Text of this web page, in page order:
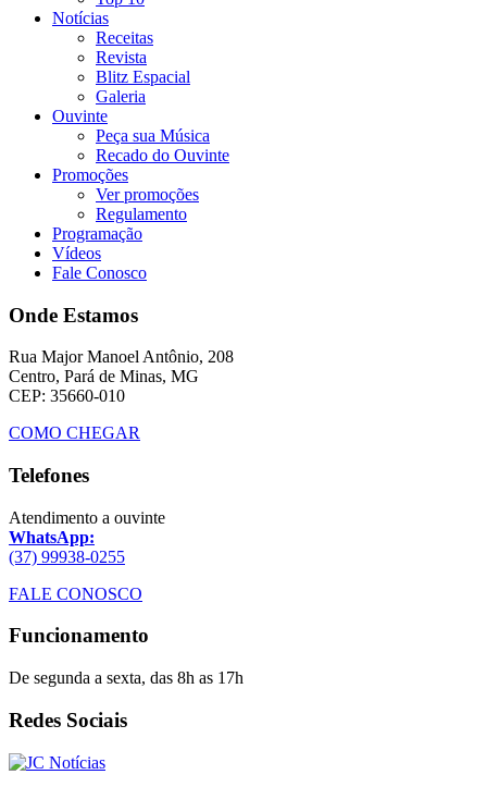
Notícias
Receitas
Revista
Blitz Espacial
Galeria
Ouvinte
Peça sua Música
Recado do Ouvinte
Promoções
Ver promoções
Regulamento
Programação
Vídeos
Fale Conosco
Onde Estamos
Rua Major Manoel Antônio, 208
Centro, Pará de Minas, MG
CEP: 35660-010
COMO CHEGAR
Telefones
Atendimento a ouvinte
WhatsApp:
(37) 99938-0255
FALE CONOSCO
Funcionamento
De segunda a sexta, das 8h as 17h
Redes Sociais